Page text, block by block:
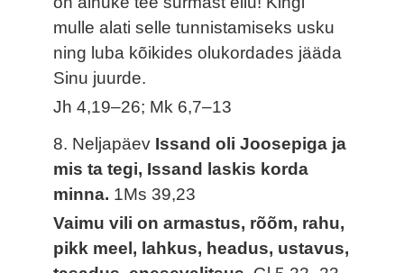
mulle alati selle tunnistamiseks usku
ning luba kõikides olukordades jääda
Sinu juurde.
Jh 4,19–26; Mk 6,7–13
8. Neljapäev Issand oli Joosepiga ja
mis ta tegi, Issand laskis korda
minna. 1Ms 39,23
Vaimu vili on armastus, rõõm, rahu,
pikk meel, lahkus, headus, ustavus,